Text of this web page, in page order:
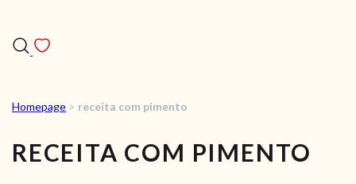
RECEITAS
VÍDEOS
Homepage > receita com pimento
RECEITA COM PIMENTO